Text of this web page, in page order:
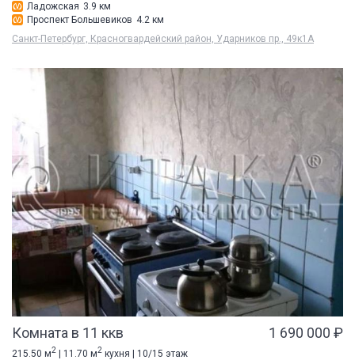
Ладожская 3.9 км
Проспект Большевиков 4.2 км
Санкт-Петербург, Красногвардейский район, Ударников пр., 49к1А
Комната в 11 ккв 1 690 000 ₽
215.50 м2 | 11.70 м2 кухня | 10/15 этаж